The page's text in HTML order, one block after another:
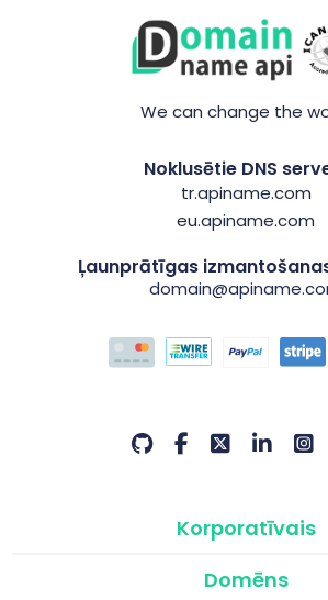
We can change the
Noklusētie DNS
tr.apiname.com
eu.apiname.com
Ļaunprātīgas
Korporatīvais
Domēns